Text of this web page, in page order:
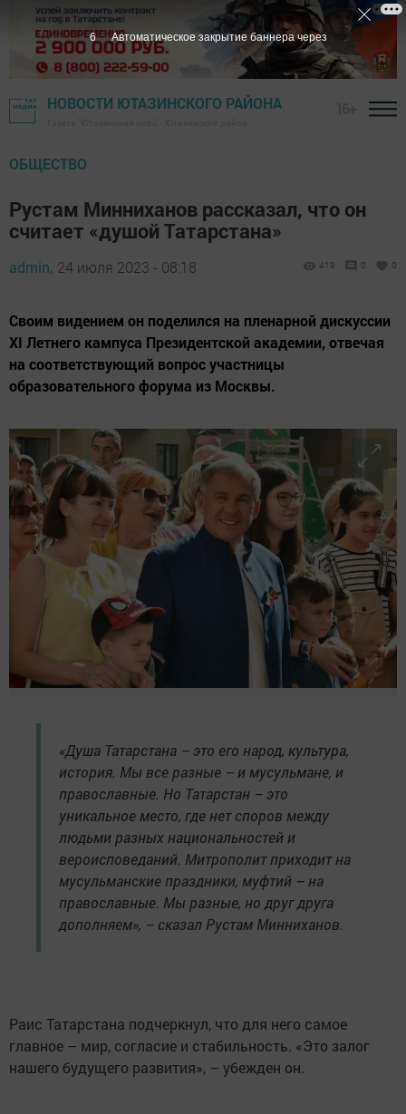
НОВОСТИ ЮТАЗИНСКОГО РАЙОНА
ОБЩЕСТВО
Рустам Минниханов рассказал, что он
считает «душой Татарстана»
admin, 24 июля 2023 - 08:18 419 0 0
Своим видением он поделился на пленарной дискуссии
XI Летнего кампуса Президентской академии, отвечая
на соответствующий вопрос участницы
образовательного форума из Москвы.
«Душа Татарстана – это его народ, культура,
история. Мы все разные – и мусульмане, и
православные. Но Татарстан – это
уникальное место, где нет споров между
людьми разных национальностей и
вероисповеданий. Митрополит приходит на
мусульманские праздники, муфтий – на
православные. Мы разные, но друг друга
дополняем», – сказал Рустам Минниханов.
Раис Татарстана подчеркнул, что для него самое
главное – мир, согласие и стабильность. «Это залог
нашего будущего развития», – убежден он.
5 Автоматическое закрытие баннера через